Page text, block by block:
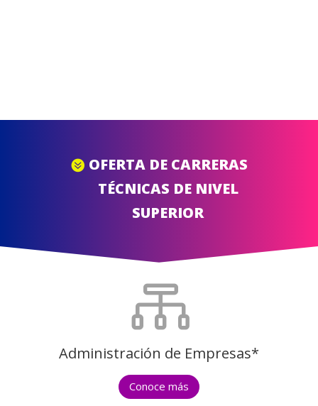
OFERTA DE CARRERAS
TÉCNICAS DE NIVEL
SUPERIOR

Administración de Empresas*
Conoce más